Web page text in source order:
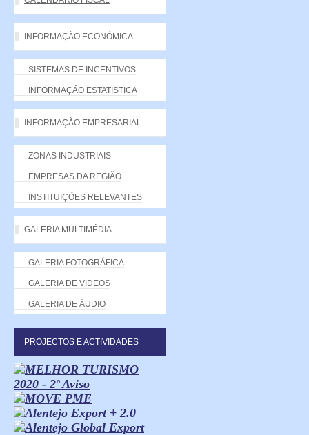
INFORMAÇÃO ECONÓMICA
SISTEMAS DE INCENTIVOS
INFORMAÇÃO ESTATISTICA
INFORMAÇÃO EMPRESARIAL
ZONAS INDUSTRIAIS
EMPRESAS DA REGIÃO
INSTITUIÇÕES RELEVANTES
GALERIA MULTIMÉDIA
GALERIA FOTOGRÁFICA
GALERIA DE VIDEOS
GALERIA DE ÁUDIO
PROJECTOS E ACTIVIDADES